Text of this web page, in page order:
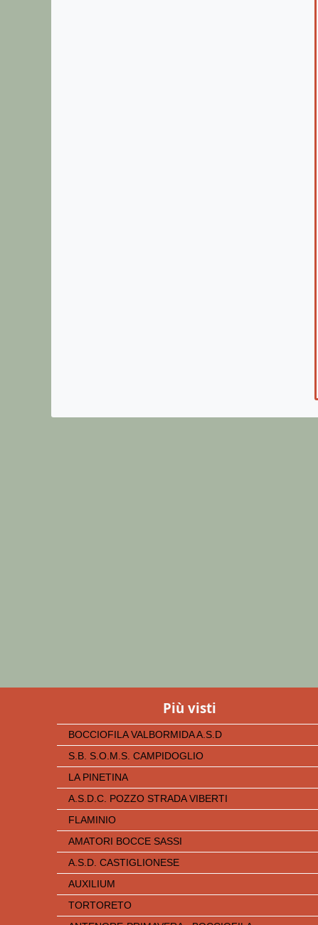
Più visti
BOCCIOFILA VALBORMIDA A.S.D
S.B. S.O.M.S. CAMPIDOGLIO
LA PINETINA
A.S.D.C. POZZO STRADA VIBERTI
FLAMINIO
AMATORI BOCCE SASSI
A.S.D. CASTIGLIONESE
AUXILIUM
TORTORETO